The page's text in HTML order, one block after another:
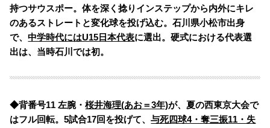
持つサウスポー。体を深く捻りインステップから内外にキレ
のあるストレートと変化球を投げ込む。石川県小松市出身
で、中学時代にはU15日本代表に選出。硬式における代表選
出は、当時石川では初。
◆背番号11 左腕・桜井海理(あお＝3年)が、夏の西東京大会で
はフル回転。5試合17回を投げて、与死四球4・奪三振11・失